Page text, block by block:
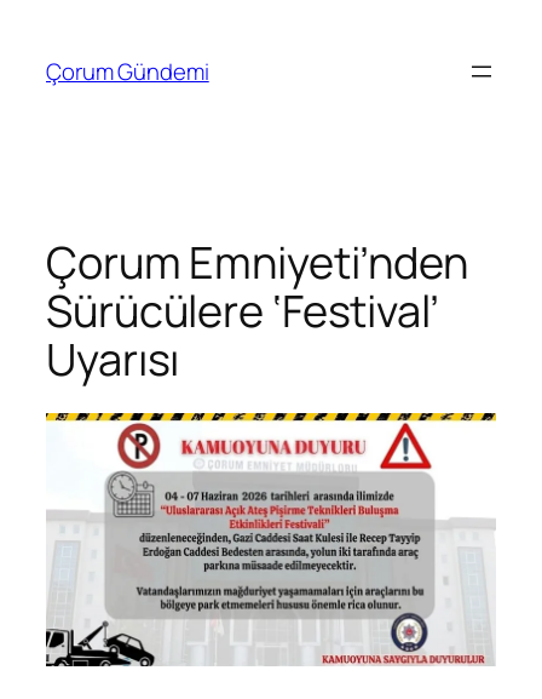
Çorum Gündemi
Çorum Emniyeti’nden
Sürücülere ‘Festival’
Uyarısı